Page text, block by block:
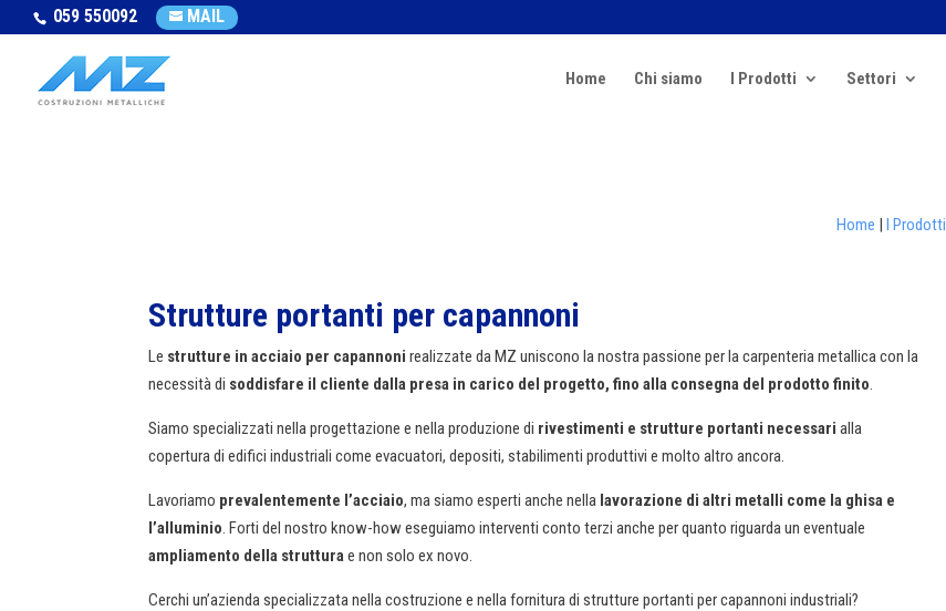
059 550092 MAIL
Home Chi siamo I Prodotti Settori
Home | I Prodotti
Strutture portanti per capannoni
Le strutture in acciaio per capannoni realizzate da MZ uniscono la nostra passione per la carpenteria metallica con la
necessità di soddisfare il cliente dalla presa in carico del progetto, fino alla consegna del prodotto finito.
Siamo specializzati nella progettazione e nella produzione di rivestimenti e strutture portanti necessarialla
copertura di edifici industriali come evacuatori, depositi, stabilimenti produttivi e molto altro ancora.
Lavoriamo prevalentemente l’acciaio, ma siamo esperti anche nella lavorazione di altri metalli come la ghisa e
l’alluminio. Forti del nostro know-how eseguiamo interventi conto terzi anche per quanto riguarda un eventuale
ampliamento della strutturae non solo ex novo.
Cerchi un’azienda specializzata nella costruzione e nella fornitura di strutture portanti per capannoni industriali?